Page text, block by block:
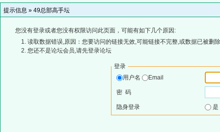
提示信息 » 49总部高手坛
您没有登录或者您没有权限访问此页面，可能有如下几个原因:
读取数据错误,原因：您要访问的链接无效,可能链接不完整,或数据已被删
您还不是论坛会员,请先登录论坛
登录
用户名
Email
密 码
隐身登录